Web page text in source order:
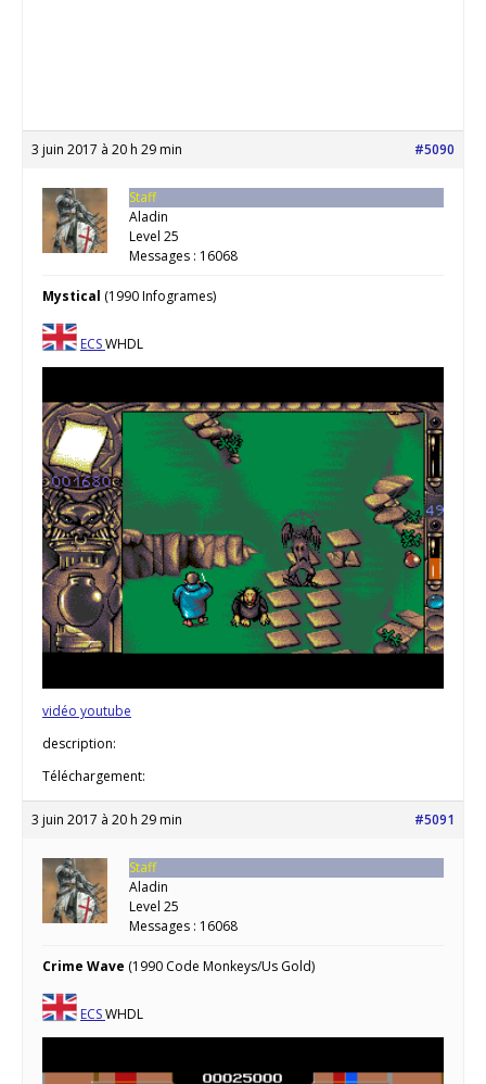
3 juin 2017 à 20 h 29 min #5090
Staff
Aladin
Level 25
Messages : 16068
Mystical (1990 Infogrames)
ECSWHDL
vidéo youtube
description:
Téléchargement:
3 juin 2017 à 20 h 29 min #5091
Staff
Aladin
Level 25
Messages : 16068
Crime Wave (1990 Code Monkeys/Us Gold)
ECSWHDL